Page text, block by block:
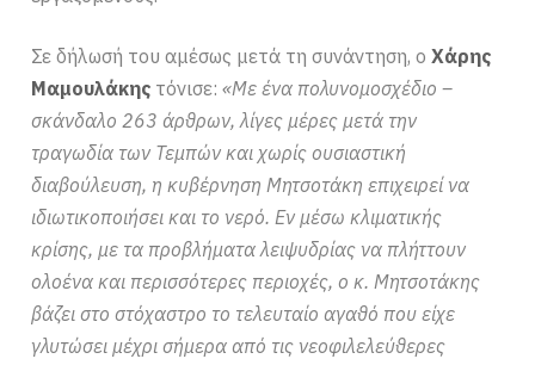
Σε δήλωσή του αμέσως μετά τη συνάντηση, οΧάρης
Μαμουλάκης τόνισε:«Με ένα πολυνομοσχέδιο –
σκάνδαλο 263 άρθρων, λίγες μέρες μετά την
τραγωδία των Τεμπών και χωρίς ουσιαστική
διαβούλευση, η κυβέρνηση Μητσοτάκη επιχειρεί να
ιδιωτικοποιήσει και το νερό. Εν μέσω κλιματικής
κρίσης, με τα προβλήματα λειψυδρίας να πλήττουν
ολοένα και περισσότερες περιοχές, ο κ. Μητσοτάκης
βάζει στο στόχαστρο το τελευταίο αγαθό που είχε
γλυτώσει μέχρι σήμερα από τις νεοφιλελεύθερες